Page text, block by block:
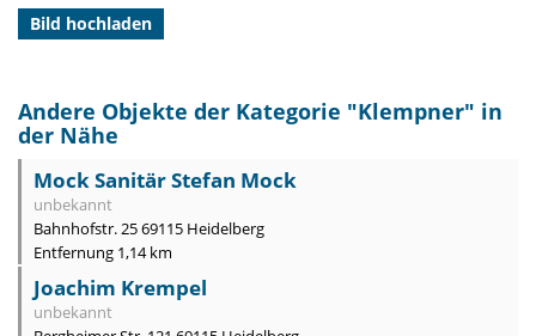
Bild hochladen
Andere Objekte der Kategorie "Klempner" in
der Nähe
Mock Sanitär Stefan Mock
unbekannt
Bahnhofstr. 25 69115 Heidelberg
Entfernung 1,14 km
Joachim Krempel
unbekannt